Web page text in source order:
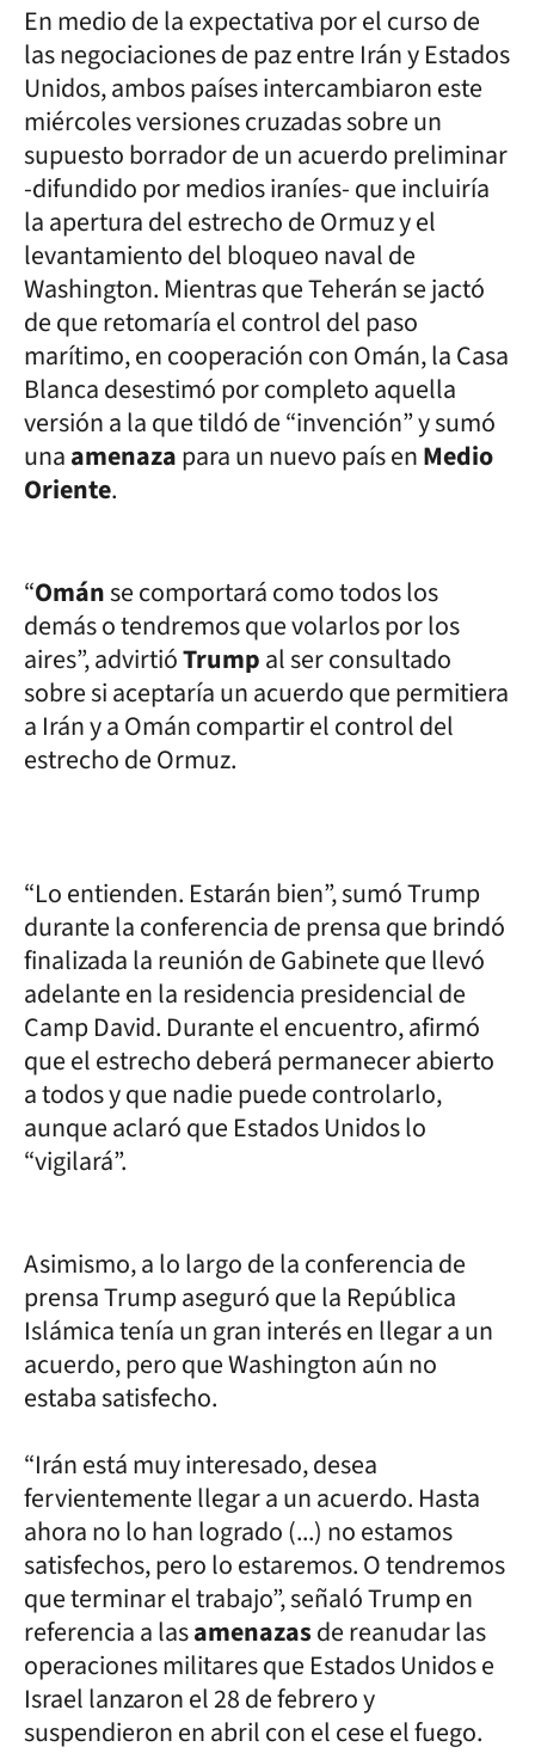
En medio de la expectativa por el curso de
las negociaciones de paz entre Irán y Estados
Unidos, ambos países intercambiaron este
miércoles versiones cruzadas sobre un
supuesto borrador de un acuerdo preliminar
-difundido por medios iraníes- que incluiría
la apertura del estrecho de Ormuz y el
levantamiento del bloqueo naval de
Washington. Mientras que Teherán se jactó
de que retomaría el control del paso
marítimo, en cooperación con Omán, la Casa
Blanca desestimó por completo aquella
versión a la que tildó de “invención” y sumó
unaamenazapara un nuevo país enMedio
Oriente.
“Ománse comportará como todos los
demás o tendremos que volarlos por los
aires”, advirtióTrumpal ser consultado
sobre si aceptaría un acuerdo que permitiera
a Irán y a Omán compartir el control del
estrecho de Ormuz.
“Lo entienden. Estarán bien”, sumó Trump
durante la conferencia de prensa que brindó
finalizada la reunión de Gabinete que llevó
adelante en la residencia presidencial de
Camp David. Durante el encuentro, afirmó
que el estrecho deberá permanecer abierto
a todos y que nadie puede controlarlo,
aunque aclaró que Estados Unidos lo
“vigilará”.
Asimismo, a lo largo de la conferencia de
prensa Trump aseguró que la República
Islámica tenía un gran interés en llegar a un
acuerdo, pero que Washington aún no
estaba satisfecho.
“Irán está muy interesado, desea
fervientemente llegar a un acuerdo. Hasta
ahora no lo han logrado (...) no estamos
satisfechos, pero lo estaremos. O tendremos
que terminar el trabajo”, señaló Trump en
referencia a lasamenazasde reanudar las
operaciones militares que Estados Unidos e
Israel lanzaron el 28 de febrero y
suspendieron en abril con el cese el fuego.